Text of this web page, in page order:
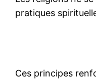
pratiques
Ces principes